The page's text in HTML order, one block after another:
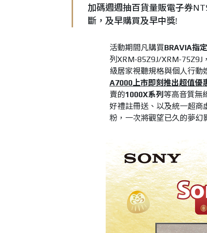
加碼週週抽百貨量販電子券
斷，及早購買及早中獎!
活動期間凡購買BRAVIA指
列XRM-85Z9J/XRM-75Z9J
級居家視聽規格與個人行
A7000上市即刻推出超值優
賣的1000X系列 等高音質無
好禮註冊送、以及統一超商
粉，一次將觀望已久的夢幻